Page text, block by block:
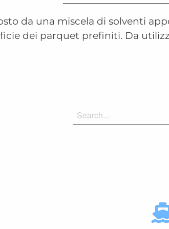
da una miscela di solventi
dei parquet prefiniti. Da